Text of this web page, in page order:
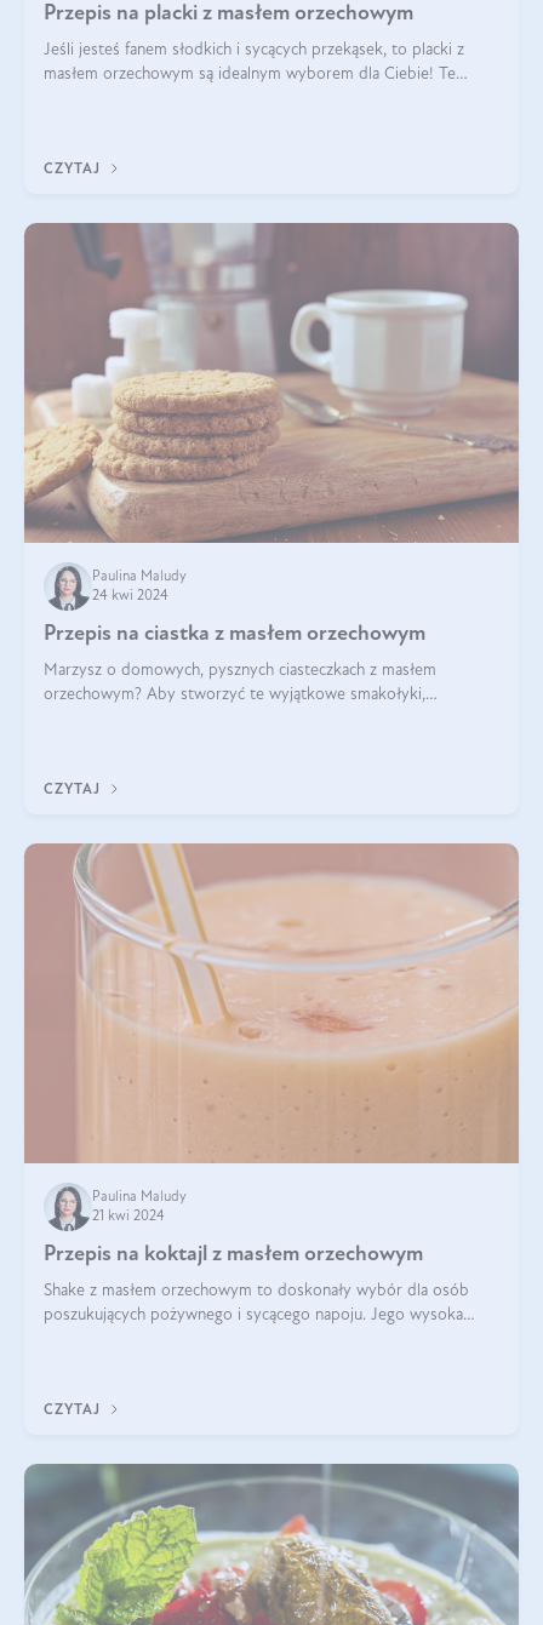
Przepis na placki z masłem orzechowym
Jeśli jesteś fanem słodkich i sycących przekąsek, to placki z
masłem orzechowym są idealnym wyborem dla Ciebie! Te
CZYTAJ
Paulina Maludy
24 kwi 2024
Przepis na ciastka z masłem orzechowym
Marzysz o domowych, pysznych ciasteczkach z masłem
orzechowym? Aby stworzyć te wyjątkowe smakołyki,
CZYTAJ
Paulina Maludy
21 kwi 2024
Przepis na koktajl z masłem orzechowym
Shake z masłem orzechowym to doskonały wybór dla osób
poszukujących pożywnego i sycącego napoju. Jego wysoka
CZYTAJ